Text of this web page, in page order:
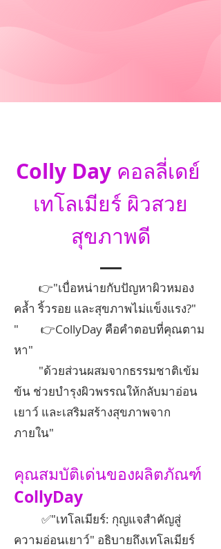
Colly Dayคอลลี่เดย์
เทโลเมียร์ ผิวสวย
สุขภาพดี
👉"เบื่อหน่ายกับปัญหาผิวหมอง
คล้ำ ริ้วรอย และสุขภาพไม่แข็งแรง?"
" 👉CollyDay คือคำตอบที่คุณตาม
หา"
"ด้วยส่วนผสมจากธรรมชาติเข้ม
ข้น ช่วยบำรุงผิวพรรณให้กลับมาอ่อน
เยาว์ และเสริมสร้างสุขภาพจาก
ภายใน"
คุณสมบัติเด่นของผลิตภัณฑ์
CollyDay
✅"เทโลเมียร์: กุญแจสำคัญสู่
ความอ่อนเยาว์" อธิบายถึงเทโลเมียร์